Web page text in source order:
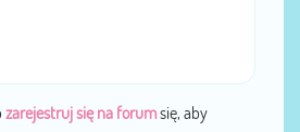
zarejestruj się na forumsię, aby